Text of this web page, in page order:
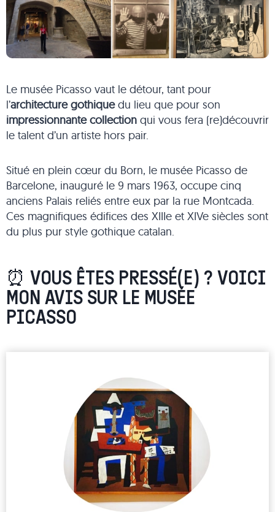
Le musée Picasso vaut le détour, tant pour
l’architecture gothiquedu lieu que pour son
impressionnante collectionqui vous fera (re)découvrir
le talent d’un artiste hors pair.
Situé en plein cœur du Born, le musée Picasso de
Barcelone, inauguré le 9 mars 1963, occupe cinq
anciens Palais reliés entre eux par la rue Montcada.
Ces magnifiques édifices des XIIIe et XIVe siècles sont
du plus pur style gothique catalan.
⏰ VOUS ÊTES PRESSÉ(E) ? VOICI
MON AVIS SUR LE MUSÉE
PICASSO